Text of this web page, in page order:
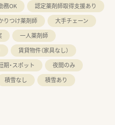
務OK
認定薬剤師取得支援あり
りつけ薬剤師
大手チェーン
一人薬剤師
賃貸物件（家具なし）
期・スポット
夜間のみ
積雪なし
積雪あり